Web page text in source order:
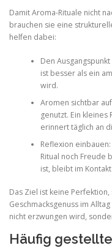
Damit Aroma-Rituale nicht
brauchen sie eine
helfen dabei:
Den
ist besser als ein
wird.
Aromen sichtbar
genutzt. Ein
erinnert täglich an
Reflexion
Ritual noch
ist, bleibt im
Das Ziel ist keine
Geschmacksgenuss im
nicht erzwungen wird,
Häufig